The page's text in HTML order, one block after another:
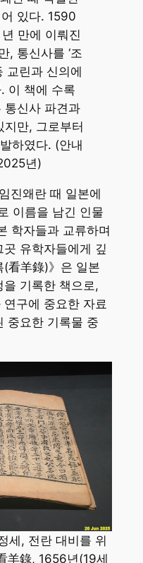
있다. 1590
만에 이뤄진
, 통신사를 ‘조
교린과 신의에
이 책에 수록
통신사 파견과
만, 그로부터
하였다. (안내
년)
진왜란 때 일본에
이름을 남긴 인물
학자들과 교류하며
유학자들에게 깊
看羊錄)》은 일본
기록한 책으로,
연구에 중요한 자료
중요한 기록물 중
세, 전란 대비를 위
羊錄, 1656년(19세